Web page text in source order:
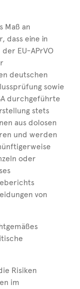
Maß an
dass eine in
EU-APrVO
deutschen
sowie
durchgeführte
stets
aus dolosen
und werden
oder
von
Risiken
im